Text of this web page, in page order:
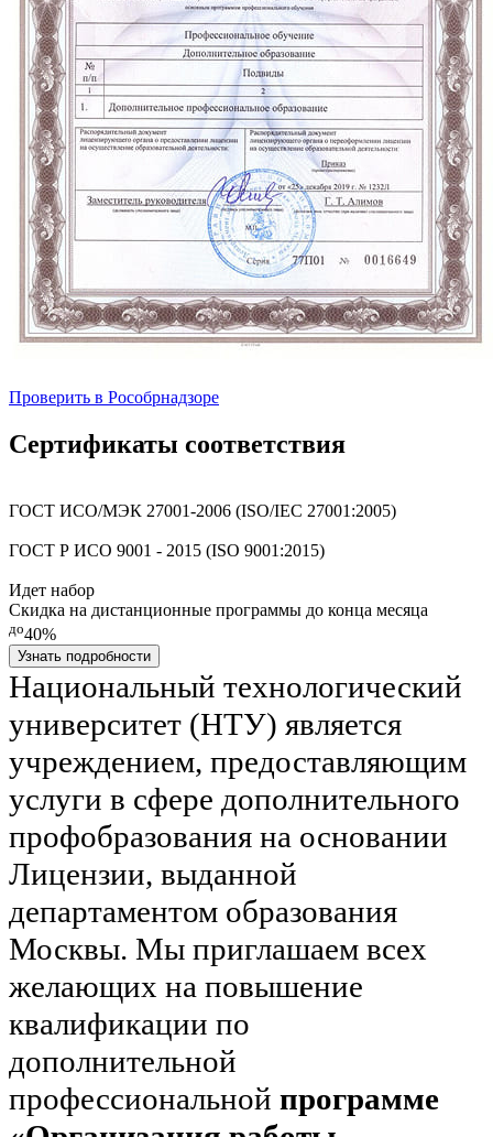
Проверить в Рособрнадзоре
Сертификаты соответствия
ГОСТ ИСО/МЭК 27001-2006 (ISO/IEC 27001:2005)
ГОСТ Р ИСО 9001 - 2015 (ISO 9001:2015)
Идет набор
Скидка на дистанционные программы до конца месяца
до40%
Узнать подробности
Национальный технологический
университет (НТУ) является
учреждением, предоставляющим
услуги в сфере дополнительного
профобразования на основании
Лицензии, выданной
департаментом образования
Москвы. Мы приглашаем всех
желающих на повышение
квалификации по
дополнительной
профессиональной программе